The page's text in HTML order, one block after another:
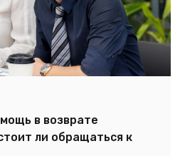
в возврате
ли обращаться к